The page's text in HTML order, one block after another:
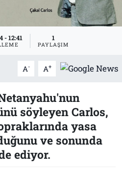
- 12:41 1
PAYLAŞIM
A- A+
söyleyen Carlos,
yasa
ve sonunda
ediyor.